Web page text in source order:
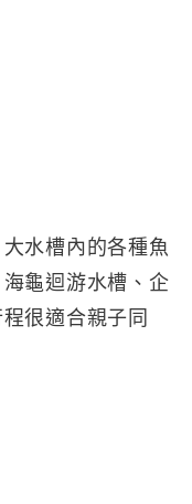
水槽內的各種魚
龜迴游水槽、企
很適合親子同